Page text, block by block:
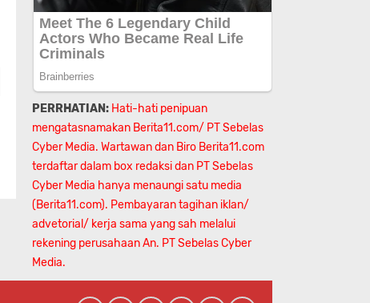
PERRHATIAN: Hati-hati penipuan
mengatasnamakan Berita11.com/ PT Sebelas
Cyber Media. Wartawan dan Biro Berita11.com
terdaftar dalam box redaksi dan PT Sebelas
Cyber Media hanya menaungi satu media
(Berita11.com). Pembayaran tagihan iklan/
advetorial/ kerja sama yang sah melalui
rekening perusahaan An. PT Sebelas Cyber
Media.